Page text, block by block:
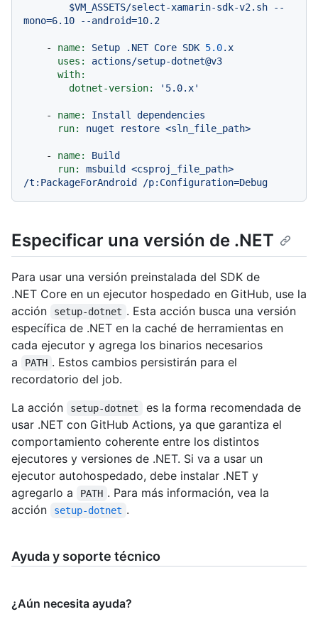
- name: Setup .NET Core SDK 5.0.x
uses:
actions/setup-dotnet@v3
with:
dotnet-version:
'5.0.x'
- name: Install
dependencies
run:
nuget restore <sln_file_path>
- name:
Build
run:
msbuild
<csproj_file_path>
/t:PackageForAndroid
/p:Configuration=Debug
Especificar una versión de .NET
Para usar una versión preinstalada del SDK de
.NET Core en un ejecutor hospedado en GitHub, use la
acción
setup-dotnet . Esta acción busca una versión
específica de .NET en la caché de herramientas en
cada ejecutor y agrega los binarios necesarios
a
PATH . Estos cambios persistirán para el
recordatorio del job.
La acción
setup-dotnet
es la forma recomendada de
usar .NET con GitHub Actions, ya que garantiza el
comportamiento coherente entre los distintos
ejecutores y versiones de .NET. Si va a usar un
ejecutor autohospedado, debe instalar .NET y
agregarlo a
PATH . Para más información, vea la
acción
setup-dotnet .
Ayuda y soporte técnico
¿Aún necesita ayuda?